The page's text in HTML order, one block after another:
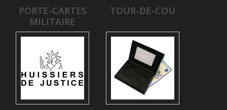
PORTE-CARTES
MILITAIRE
TOUR-DE-COU